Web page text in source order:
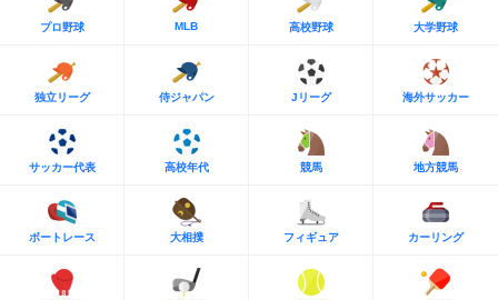
プロ野球 MLB 高校野球 大学野球
独立リーグ 侍ジャパン Jリーグ 海外サッカー
サッカー代表 高校年代 競馬 地方競馬
ボートレース 大相撲 フィギュア カーリング